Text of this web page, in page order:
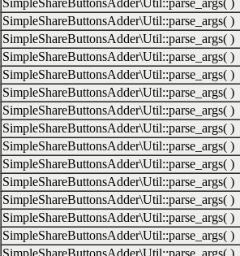
SimpleShareButtonsAdder\Util::parse_args( )
SimpleShareButtonsAdder\Util::parse_args( )
SimpleShareButtonsAdder\Util::parse_args( )
SimpleShareButtonsAdder\Util::parse_args( )
SimpleShareButtonsAdder\Util::parse_args( )
SimpleShareButtonsAdder\Util::parse_args( )
SimpleShareButtonsAdder\Util::parse_args( )
SimpleShareButtonsAdder\Util::parse_args( )
SimpleShareButtonsAdder\Util::parse_args( )
SimpleShareButtonsAdder\Util::parse_args( )
SimpleShareButtonsAdder\Util::parse_args( )
SimpleShareButtonsAdder\Util::parse_args( )
SimpleShareButtonsAdder\Util::parse_args( )
SimpleShareButtonsAdder\Util::parse_args( )
SimpleShareButtonsAdder\Util::parse_args( )